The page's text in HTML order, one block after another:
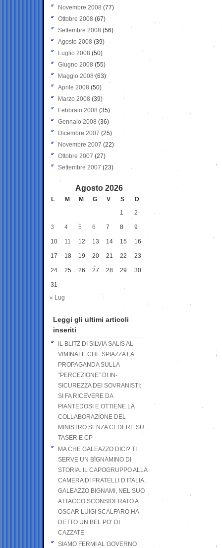
Novembre 2008 (77)
Ottobre 2008 (67)
Settembre 2008 (56)
Agosto 2008 (39)
Luglio 2008 (50)
Giugno 2008 (55)
Maggio 2008(63)
Aprile 2008 (50)
Marzo 2008 (39)
Febbraio 2008 (35)
Gennaio 2008 (36)
Dicembre 2007 (25)
Novembre 2007 (22)
Ottobre 2007 (27)
Settembre 2007 (23)
Agosto 2026
L M M G V S
D
1
2
3 4 5 6 7 8 9
10 11 12 13 14 15 16
17 18 19 20 21 22 23
24 25 26 27 28 29 30
31
« Lug
Leggi gli ultimi articoli
inseriti
IL BLITZ DI SILVIA SALIS AL
VIMINALE CHE SPIAZZA LA
PROPAGANDA SULLA
“PERCEZIONE” DI IN-
SICUREZZA DEI SOVRANISTI:
SI FA RICEVERE DA
PIANTEDOSI E OTTIENE LA
COLLABORAZIONE DEL
MINISTRO SENZA CEDERE SU
TASER E CP
MA CHE GALEAZZO DICI? TI
SERVE UN BIGNAMINO DI
STORIA. IL CAPOGRUPPO ALLA
CAMERA DI FRATELLI D’ITALIA,
GALEAZZO BIGNAMI, NEL SUO
ATTACCO SCONSIDERATO A
OSCAR LUIGI SCALFARO HA
DETTO UN BEL PO’ DI
CAZZATE
SIAMO FERMI AL GOVERNO